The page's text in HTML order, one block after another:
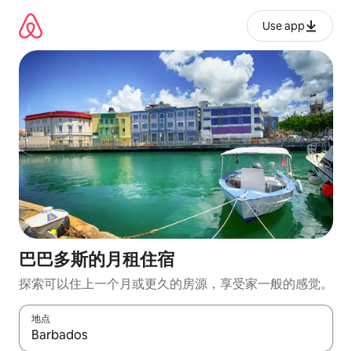
Use app
巴巴多斯的月租住宿
探索可以住上一个月或更久的房源，享受家一般的感觉。
地点
如有搜索结果，请使用上下方向键查看，或通过点击或滑动手势